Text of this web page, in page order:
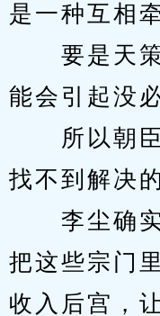
是一种互相
要是天策
能会引起没
所以朝臣
找不到解决
李尘确实
把这些宗门
收入后宫，